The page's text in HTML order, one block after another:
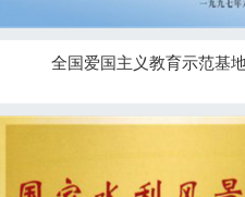
全国爱国主义教育示范基